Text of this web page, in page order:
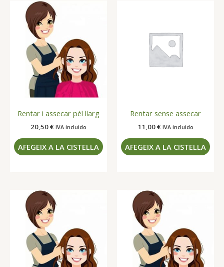
Rentar i assecar pèl llarg
20,50€ IVA incluido
AFEGEIX A LA CISTELLA
Rentar sense assecar
11,00€ IVA incluido
AFEGEIX A LA CISTELLA